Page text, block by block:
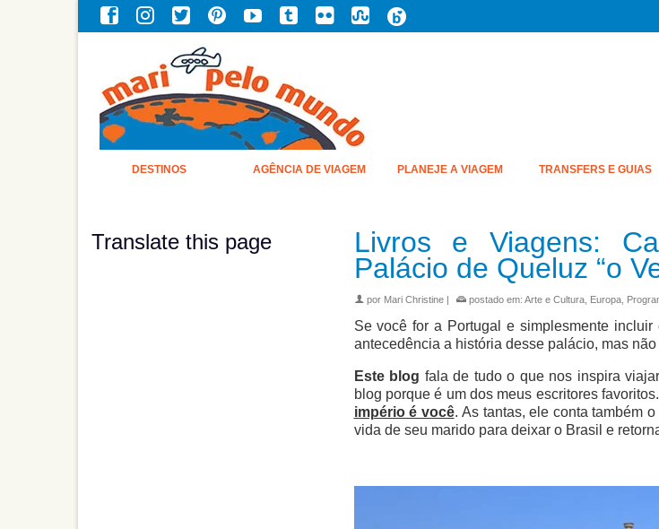
DESTINOS AGÊNCIA DE VIAGEM PLANEJE A VIAGEM TRANSFERS E GUIAS
Livros e Viagens:
Palácio de Queluz “o
por Mari Christine postado em: Arte e Cultura, Europa,
Se você for a Portugal e simplesmente
antecedência a história desse palácio, mas
Este blog fala de tudo o que nos inspira
blog porque é um dos meus escritores
império é você. As tantas, ele conta também o
vida de seu marido para deixar o Brasil e
Translate this page